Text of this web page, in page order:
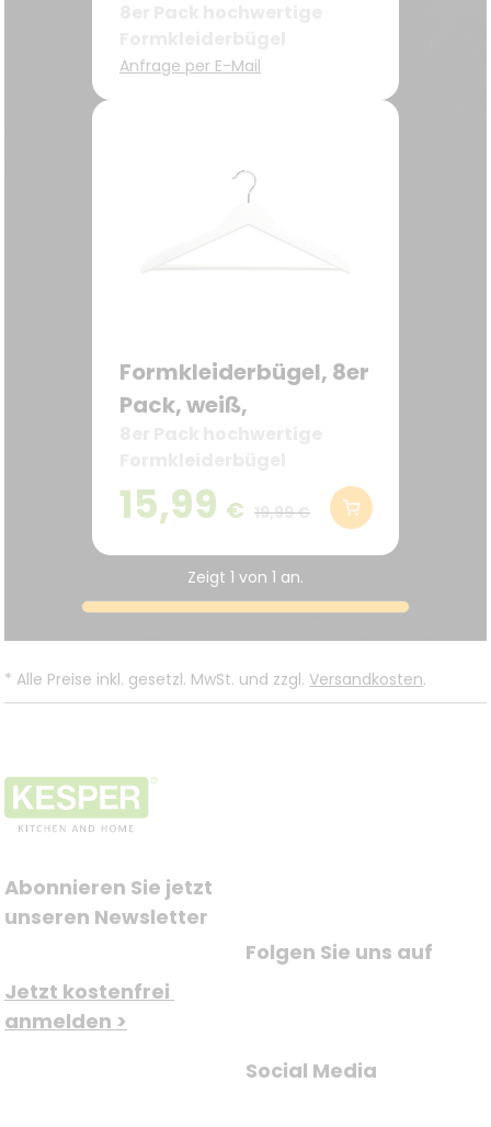
Anfrage per E-Mail
Formkleiderbügel, 8er
Pack, weiß,
15,99 € 19,99 €
Zeigt 1 von 1 an.
* Alle Preise inkl. gesetzl. MwSt. und zzgl. Versandkosten.
Abonnieren Sie jetzt
unseren Newsletter
Jetzt kostenfrei
anmelden >
Folgen Sie uns auf
Social Media